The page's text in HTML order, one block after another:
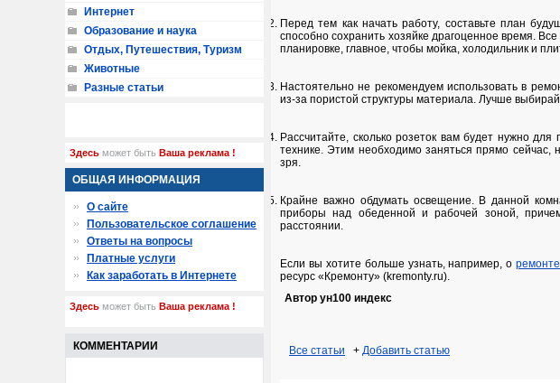
Перед тем как начать работу, составьте план
способно сохранить хозяйке драгоценное время.
планировке, главное, чтобы мойка, холодильник и
Настоятельно не рекомендуем использовать в
из-за пористой структуры материала. Лучше
Рассчитайте, сколько розеток вам будет нужно
технике. Этим необходимо заняться прямо сейчас,
зря.
Крайне важно обдумать освещение. В данной
приборы над обеденной и рабочей зоной,
расстоянии.
Если вы хотите больше узнать, например, о
ресурс «Кремонту» (kremonty.ru).
Автор ун100 индекс
Все статьи + Добавить статью
Интернет
Образование и наука
Отдых, Путешествия, Туризм
Животные
Разные статьи
Здесь может быть Ваша реклама !
ОБЩАЯ ИНФОРМАЦИЯ
О сайте
Пользовательское соглашение
Ответы на вопросы
Платные услуги
Как заработать в Интернете
Здесь может быть Ваша реклама !
КОММЕНТАРИИ